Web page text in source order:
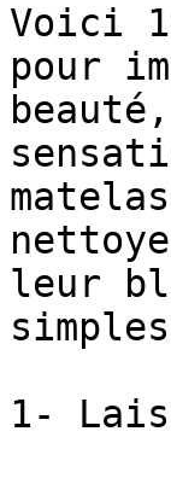
Voici
pour
leur
1-